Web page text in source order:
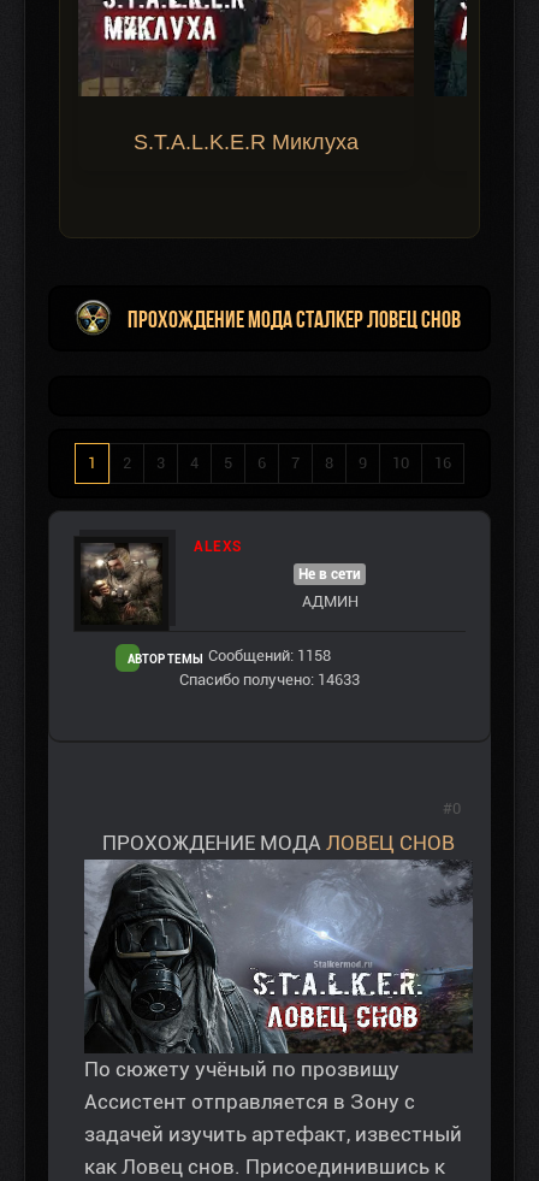
S.T.A.L.K.E.R Миклуха
Прохождение мода Сталкер Ловец Снов
1 2 3 4 5 6 7 8 9 10 16
ALEXS
АВТОР ТЕМЫ
Не в сети
АДМИН
Сообщений: 1158
Спасибо получено: 14633
ПРОХОЖДЕНИЕ МОДА ЛОВЕЦ СНОВ
По сюжету учёный по прозвищу
Ассистент отправляется в Зону с
задачей изучить артефакт, известный
как Ловец снов. Присоединившись к
#0